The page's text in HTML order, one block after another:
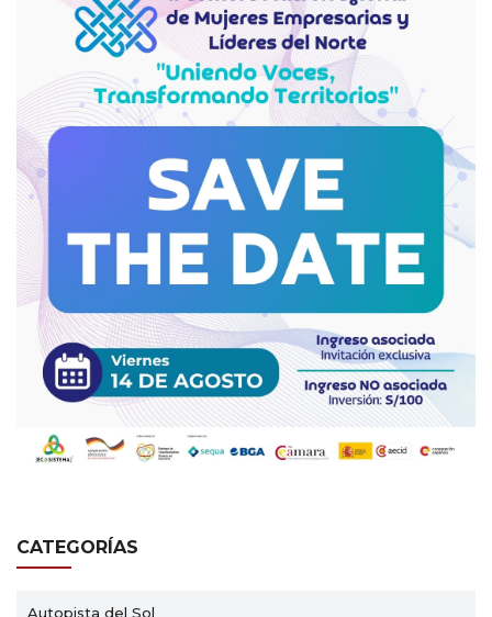
CATEGORÍAS
Autopista del Sol